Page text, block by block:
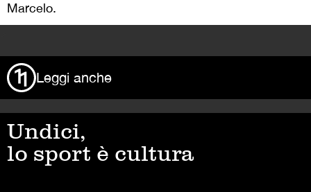
Marcelo.
Leggi anche
Undici,
lo sport è cultura